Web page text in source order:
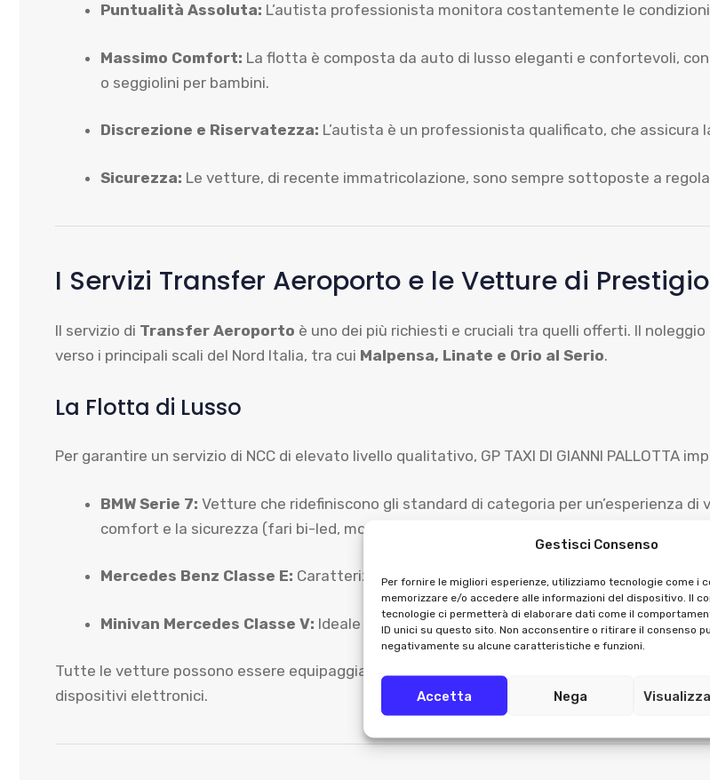
Gestisci Consenso
Per fornire le migliori esperienze, utilizziamo tecnologie come i
memorizzare e/o accedere alle informazioni del dispositivo. Il
tecnologie ci permetterà di elaborare dati come il
ID unici su questo sito. Non acconsentire o ritirare il consenso
negativamente su alcune caratteristiche e funzioni.
Accetta Nega
Puntualità Assoluta: L’autista professionista monitora costantemente le
Massimo Comfort: La flotta è composta da auto di lusso eleganti e confortevoli,
o seggiolini per bambini.
Discrezione e Riservatezza: L’autista è un professionista qualificato, che assicura
Sicurezza: Le vetture, di recente immatricolazione, sono sempre sottoposte a
I Servizi Transfer Aeroporto e le Vetture di Prestigio
Il servizio di Transfer Aeroporto è uno dei più richiesti e cruciali tra quelli offerti. Il
verso i principali scali del Nord Italia, tra cui Malpensa, Linate e Orio al Serio.
La Flotta di Lusso
Per garantire un servizio di NCC di elevato livello qualitativo, GP TAXI DI GIANNI PALLOTTA
BMW Serie 7: Vetture che ridefiniscono gli standard di categoria per un’esperienza
comfort e la sicurezza (fari bi-led, molle pneumatiche, ecc.).
Mercedes Benz Classe E: Caratterizzata da un design moderno e dotata di
Minivan Mercedes Classe V: Ideale per gruppi o per chi viaggia con un notevole
Tutte le vetture possono essere equipaggiate, su richiesta, di comfort aggiuntivi come:
dispositivi elettronici.